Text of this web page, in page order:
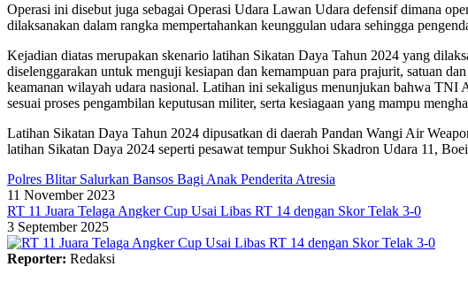
Operasi ini disebut juga sebagai Operasi Udara Lawan Udara defensif dimana
dilaksanakan dalam rangka mempertahankan keunggulan udara sehingga
Kejadian diatas merupakan skenario latihan Sikatan Daya Tahun 2024 yang
diselenggarakan untuk menguji kesiapan dan kemampuan para prajurit, satuan
keamanan wilayah udara nasional. Latihan ini sekaligus menunjukan bahwa TNI
sesuai proses pengambilan keputusan militer, serta kesiagaan yang mampu
Latihan Sikatan Daya Tahun 2024 dipusatkan di daerah Pandan Wangi Air
latihan Sikatan Daya 2024 seperti pesawat tempur Sukhoi Skadron Udara 11,
Polres Blitar Salurkan Bansos Bagi Anak Penderita Atresia
11 November 2023
RT 11 Juara Telaga Angker Cup Usai Libas RT 14 dengan Skor Telak 3-0
3 September 2025
Reporter: Redaksi